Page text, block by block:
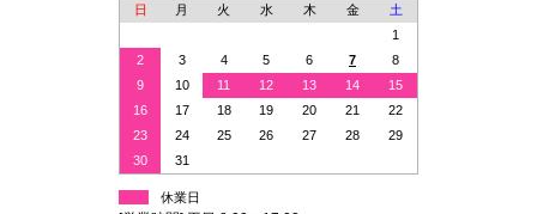
日
月 火 水 木 金
土
1
2
3 4 5 6 7
8
9
10 11 12 13 14
15
16
17 18 19 20 21
22
23
24 25 26 27 28
29
30
31
休業日